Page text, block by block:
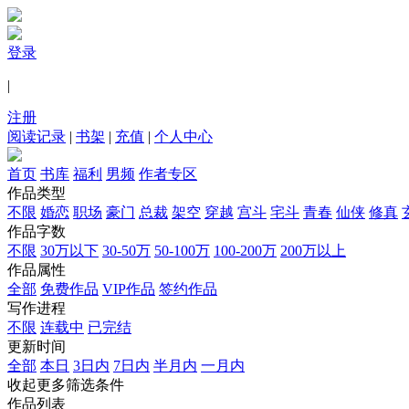
登录
|
注册
阅读记录 | 书架 | 充值 | 个人中心
首页 书库 福利 男频 作者专区
作品类型
不限 婚恋 职场 豪门 总裁 架空 穿越 宫斗 宅斗 青春 仙侠 修真
作品字数
不限 30万以下 30-50万 50-100万 100-200万 200万以上
作品属性
全部 免费作品 VIP作品 签约作品
写作进程
不限 连载中 已完结
更新时间
全部 本日 3日内 7日内 半月内 一月内
收起更多筛选条件
作品列表